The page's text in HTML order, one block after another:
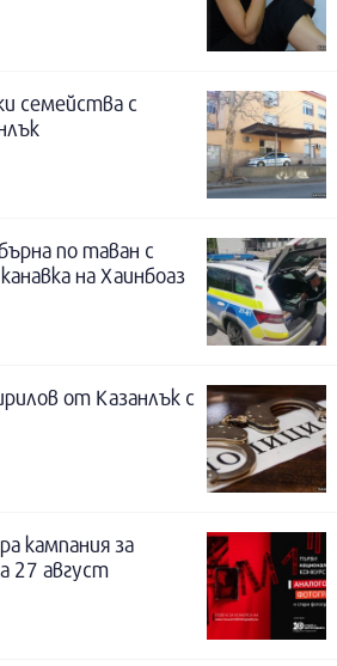
семейства с
по таван с
на Хаинбоаз
от Казанлък с
кампания за
27 август